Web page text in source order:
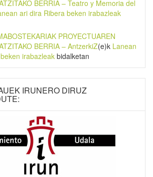
BERRIA – Teatro y Memoria del
ari dira Ribera beken irabazleak
PROYECTUAREN
BERRIA – AntzerkiZ(e)k Lanean
irabazleak bidalketan
IRUNERO DIRUZ